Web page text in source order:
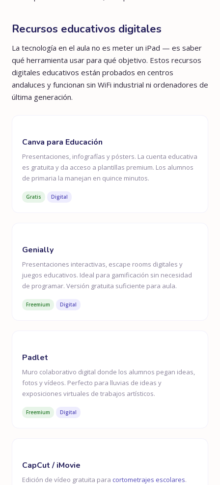
Recursos educativos digitales
La tecnología en el aula no es meter un iPad — es saber
qué herramienta usar para qué objetivo. Estos recursos
digitales educativos están probados en centros
andaluces y funcionan sin WiFi industrial ni ordenadores de
última generación.
Canva para Educación
Presentaciones, infografías y pósters. La cuenta educativa
es gratuita y da acceso a plantillas premium. Los alumnos
de primaria la manejan en quince minutos.
Gratis Digital
Genially
Presentaciones interactivas, escape rooms digitales y
juegos educativos. Ideal para gamificación sin necesidad
de programar. Versión gratuita suficiente para aula.
Freemium Digital
Padlet
Muro colaborativo digital donde los alumnos pegan ideas,
fotos y vídeos. Perfecto para lluvias de ideas y
exposiciones virtuales de trabajos artísticos.
Freemium Digital
CapCut / iMovie
Edición de vídeo gratuita para cortometrajes escolares.